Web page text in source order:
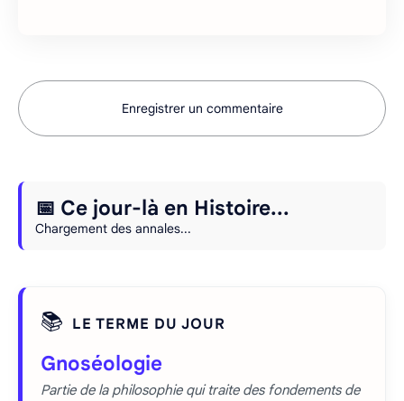
Enregistrer un commentaire
📅 Ce jour-là en Histoire...
Chargement des annales...
📚 LE TERME DU JOUR
Gnoséologie
Partie de la philosophie qui traite des fondements de